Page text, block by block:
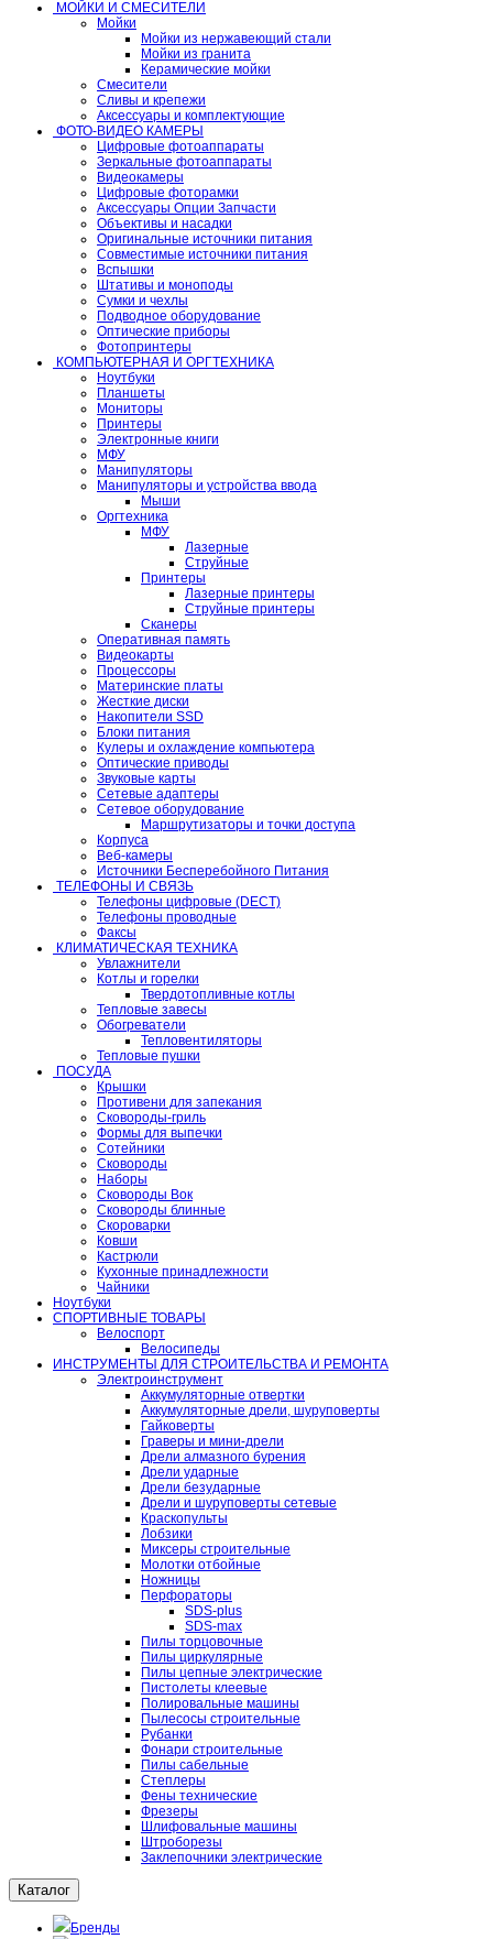
МОЙКИ И СМЕСИТЕЛИ
Мойки
Мойки из нержавеющий стали
Мойки из гранита
Керамические мойки
Смесители
Сливы и крепежи
Аксессуары и комплектующие
ФОТО-ВИДЕО КАМЕРЫ
Цифровые фотоаппараты
Зеркальные фотоаппараты
Видеокамеры
Цифровые фоторамки
Аксессуары Опции Запчасти
Объективы и насадки
Оригинальные источники питания
Совместимые источники питания
Вспышки
Штативы и моноподы
Сумки и чехлы
Подводное оборудование
Оптические приборы
Фотопринтеры
КОМПЬЮТЕРНАЯ И ОРГТЕХНИКА
Ноутбуки
Планшеты
Мониторы
Принтеры
Электронные книги
МФУ
Манипуляторы
Манипуляторы и устройства ввода
Мыши
Оргтехника
МФУ
Лазерные
Струйные
Принтеры
Лазерные принтеры
Струйные принтеры
Сканеры
Оперативная память
Видеокарты
Процессоры
Материнские платы
Жесткие диски
Накопители SSD
Блоки питания
Кулеры и охлаждение компьютера
Оптические приводы
Звуковые карты
Сетевые адаптеры
Сетевое оборудование
Маршрутизаторы и точки доступа
Корпуса
Веб-камеры
Источники Бесперебойного Питания
ТЕЛЕФОНЫ И СВЯЗЬ
Телефоны цифровые (DECT)
Телефоны проводные
Факсы
КЛИМАТИЧЕСКАЯ ТЕХНИКА
Увлажнители
Котлы и горелки
Твердотопливные котлы
Тепловые завесы
Обогреватели
Тепловентиляторы
Тепловые пушки
ПОСУДА
Крышки
Противени для запекания
Сковороды-гриль
Формы для выпечки
Сотейники
Сковороды
Наборы
Сковороды Вок
Сковороды блинные
Скороварки
Ковши
Кастрюли
Кухонные принадлежности
Чайники
Ноутбуки
СПОРТИВНЫЕ ТОВАРЫ
Велоспорт
Велосипеды
ИНСТРУМЕНТЫ ДЛЯ СТРОИТЕЛЬСТВА И РЕМОНТА
Электроинструмент
Аккумуляторные отвертки
Аккумуляторные дрели, шуруповерты
Гайковерты
Граверы и мини-дрели
Дрели алмазного бурения
Дрели ударные
Дрели безударные
Дрели и шуруповерты сетевые
Краскопульты
Лобзики
Миксеры строительные
Молотки отбойные
Ножницы
Перфораторы
SDS-plus
SDS-max
Пилы торцовочные
Пилы циркулярные
Пилы цепные электрические
Пистолеты клеевые
Полировальные машины
Пылесосы строительные
Рубанки
Фонари строительные
Пилы сабельные
Степлеры
Фены технические
Фрезеры
Шлифовальные машины
Штроборезы
Заклепочники электрические
Каталог
Бренды